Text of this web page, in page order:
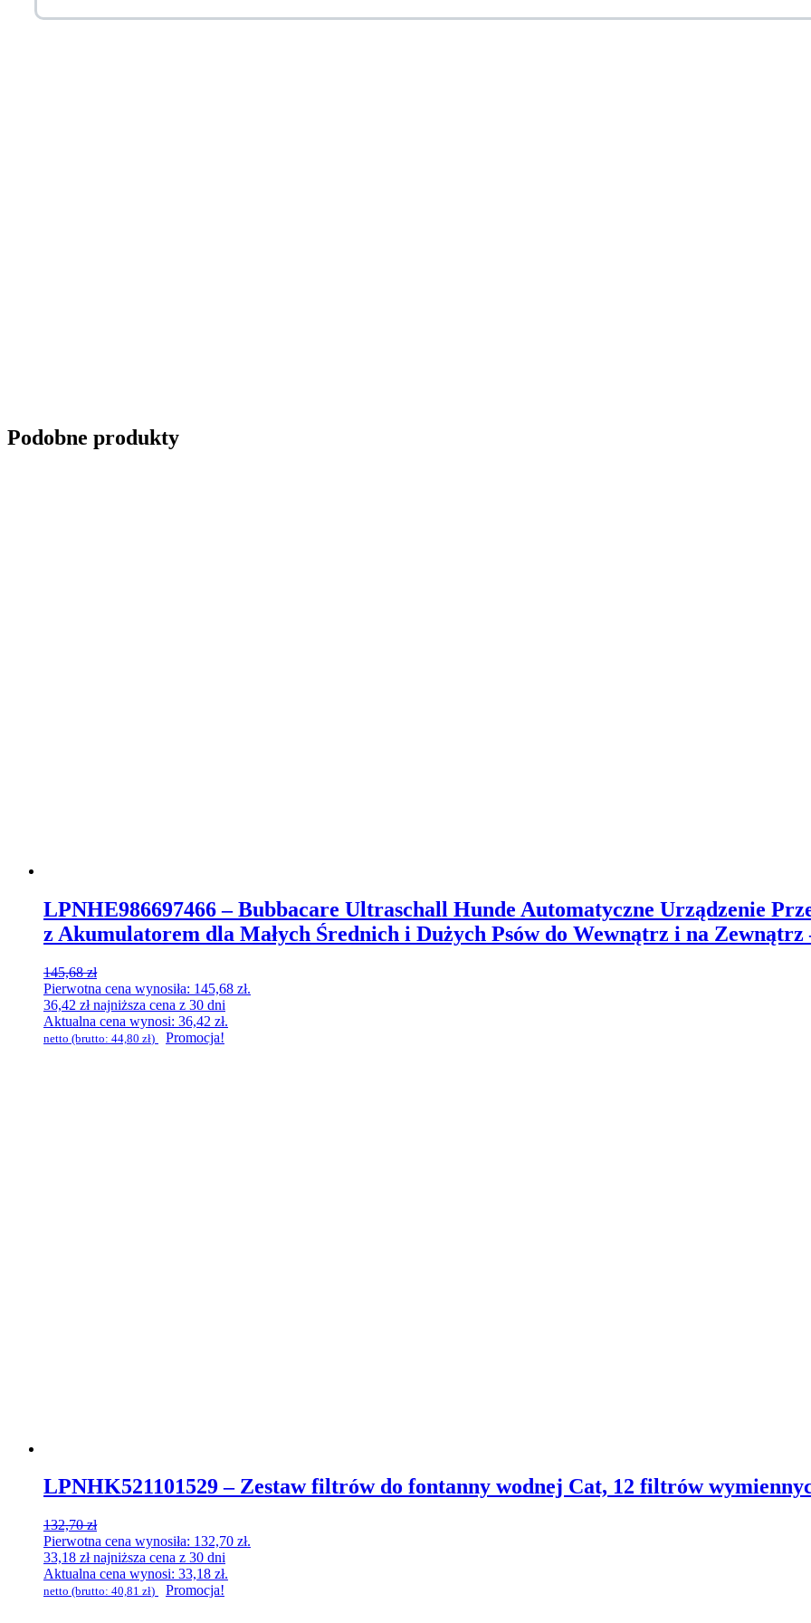
Podobne produkty
LPNHE986697466 – Bubbacare Ultraschall Hunde Automatyczne Urządzenie
z Akumulatorem dla Małych Średnich i Dużych Psów do Wewnątrz i na Zewnątrz
145,68zł
Pierwotna cena wynosiła: 145,68 zł.
36,42 złnajniższa cena z 30 dni
Aktualna cena wynosi: 36,42 zł.
netto (brutto: 44,80 zł) Promocja!
LPNHK521101529 – Zestaw filtrów do fontanny wodnej Cat, 12 filtrów
132,70zł
Pierwotna cena wynosiła: 132,70 zł.
33,18 złnajniższa cena z 30 dni
Aktualna cena wynosi: 33,18 zł.
netto (brutto: 40,81 zł) Promocja!